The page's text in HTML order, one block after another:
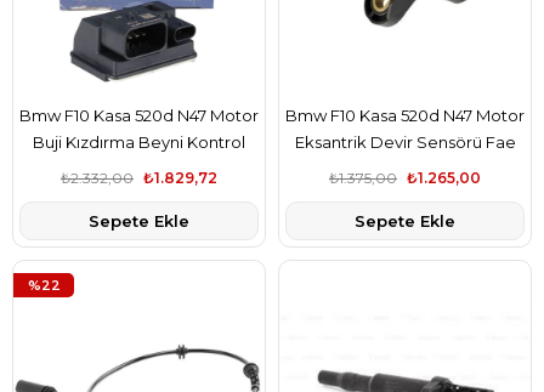
Bmw F10 Kasa 520d N47 Motor
Buji Kızdırma Beyni Kontrol
Ünitesi₺1.829,72
₺2.332,00
Sepete Ekle
Bmw F10 Kasa 520d N47 Motor
Eksantrik Devir Sensörü Fae
₺1.265,00
₺1.375,00
Sepete Ekle
%22